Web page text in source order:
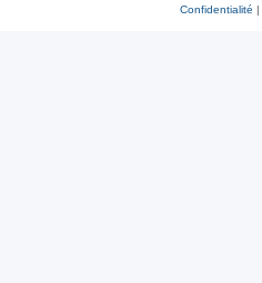
Confidentialité |